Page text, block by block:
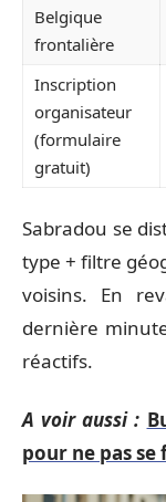
Belgique
frontalière
Inscription
organisateur
(formulaire
gratuit)
Sabradou se
type + filtre
voisins. En
dernière
réactifs.
A voir aussi :
pour ne pas